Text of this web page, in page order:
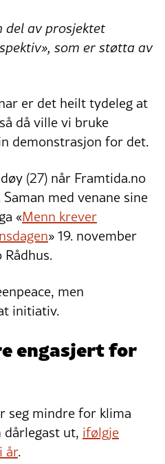
del av prosjektet
som er støtta av
er det heilt tydeleg at
då ville vi bruke
demonstrasjon for det.
(27) når Framtida.no
med venane sine
«Menn krever
» 19. november
men
initiativ.
engasjert for
seg mindre for klima
dårlegast ut, ifølgje
år.